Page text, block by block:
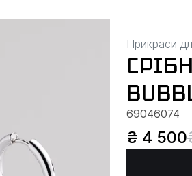
Прикраси
69046074
₴ 4 500